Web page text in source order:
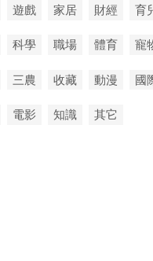
遊戲 家居 財經 育
科學 職場 體育 寵
三農 收藏 動漫 國
電影 知識 其它